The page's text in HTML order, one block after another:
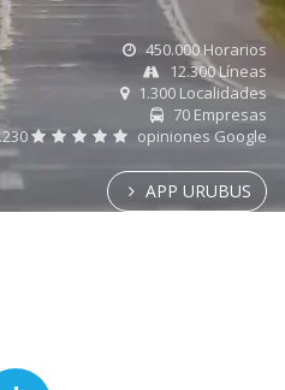
450.000 Horarios
12.300 Líneas
1.300 Localidades
70 Empresas
opiniones Google
APP URUBUS